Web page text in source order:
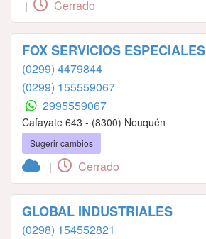
| Cerrado
FOX SERVICIOS ESPECIALES
(0299) 4479844
(0299) 155559067
2995559067
Cafayate 643 - (8300) Neuquén
Sugerir cambios
| Cerrado
GLOBAL INDUSTRIALES
(0298) 154552821